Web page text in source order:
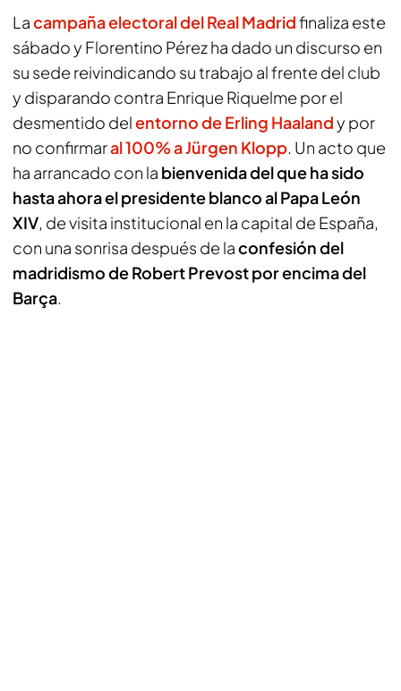
Lacampaña electoral del Real Madridfinaliza este
sábado y Florentino Pérez ha dado un discurso en
su sede reivindicando su trabajo al frente del club
y disparando contra Enrique Riquelme por el
desmentido delentorno de Erling Haalandy por
no confirmaral 100% a Jürgen Klopp. Un acto que
ha arrancado con la bienvenida del que ha sido
hasta ahora el presidente blanco al Papa León
XIV, de visita institucional en la capital de España,
con una sonrisa después de laconfesión del
madridismo de Robert Prevost por encima del
Barça.